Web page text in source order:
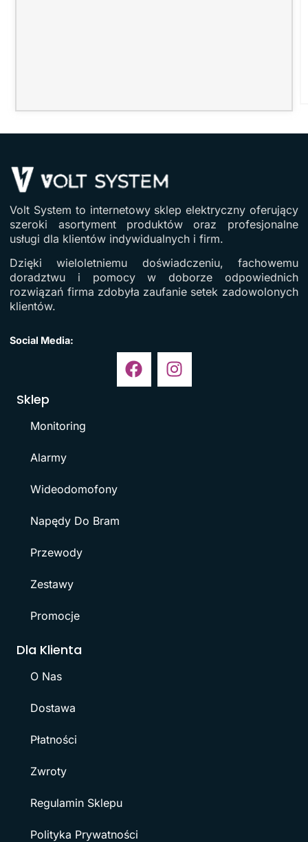
Volt System to internetowy sklep elektryczny oferujący
szeroki asortyment produktów oraz profesjonalne
usługi dla klientów indywidualnych i firm.
Dzięki wieloletniemu doświadczeniu, fachowemu
doradztwu i pomocy w doborze odpowiednich
rozwiązań firma zdobyła zaufanie setek zadowolonych
klientów.
Social Media:
Sklep
Monitoring
Alarmy
Wideodomofony
Napędy Do Bram
Przewody
Zestawy
Promocje
Dla Klienta
O Nas
Dostawa
Płatności
Zwroty
Regulamin Sklepu
Polityka Prywatności